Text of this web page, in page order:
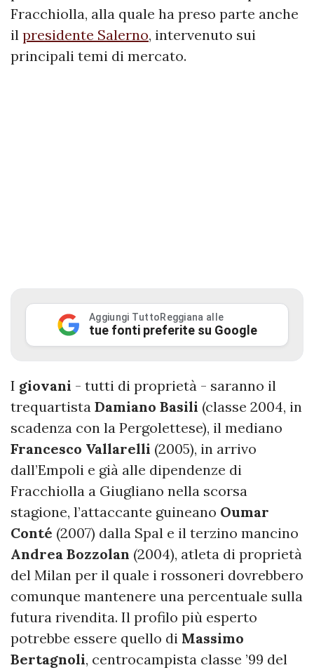
Fracchiolla, alla quale ha preso parte anche
il presidente Salerno, intervenuto sui
principali temi di mercato.
Aggiungi TuttoReggiana alle
tue fonti preferite su Google
I giovani - tutti di proprietà - saranno il
trequartista Damiano Basili (classe 2004, in
scadenza con la Pergolettese), il mediano
Francesco Vallarelli (2005), in arrivo
dall’Empoli e già alle dipendenze di
Fracchiolla a Giugliano nella scorsa
stagione, l’attaccante guineano Oumar
Conté (2007) dalla Spal e il terzino mancino
Andrea Bozzolan (2004), atleta di proprietà
del Milan per il quale i rossoneri dovrebbero
comunque mantenere una percentuale sulla
futura rivendita. Il profilo più esperto
potrebbe essere quello di Massimo
Bertagnoli, centrocampista classe ’99 del